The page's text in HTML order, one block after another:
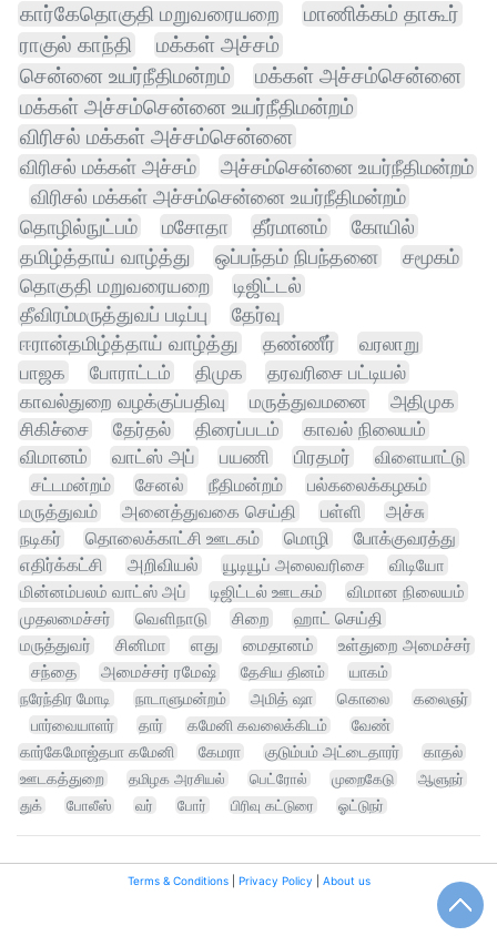
கார்கேதொகுதி மறுவரையறை
மாணிக்கம் தாகூர்
ராகுல் காந்தி
மக்கள் அச்சம்
சென்னை உயர்நீதிமன்றம்
மக்கள் அச்சம்சென்னை
மக்கள் அச்சம்சென்னை உயர்நீதிமன்றம்
விரிசல் மக்கள் அச்சம்சென்னை
விரிசல் மக்கள் அச்சம்
அச்சம்சென்னை உயர்நீதிமன்றம்
விரிசல் மக்கள் அச்சம்சென்னை உயர்நீதிமன்றம்
தொழில்நுட்பம்
மசோதா தீர்மானம் கோயில்
தமிழ்த்தாய் வாழ்த்து ஒப்பந்தம் நிபந்தனை
சமூகம்
தொகுதி மறுவரையறை
டிஜிட்டல்
தீவிரம்மருத்துவப் படிப்பு
தேர்வு
ஈரான்தமிழ்த்தாய் வாழ்த்து
தண்ணீர்
வரலாறு
பாஜக
போராட்டம் திமுக
தரவரிசை பட்டியல்
காவல்துறை வழக்குப்பதிவு
மருத்துவமனை
அதிமுக
சிகிச்சை
தேர்தல் திரைப்படம்
காவல் நிலையம்
விமானம்
வாட்ஸ் அப் பயணி பிரதமர்
விளையாட்டு
சட்டமன்றம்
சேனல் நீதிமன்றம்
பல்கலைக்கழகம்
மருத்துவம்
அனைத்துவகை செய்தி பள்ளி
அச்சு
நடிகர்
தொலைக்காட்சி ஊடகம் மொழி
போக்குவரத்து
எதிர்க்கட்சி
அறிவியல் யூடியூப் அலைவரிசை
விடியோ
மின்னம்பலம் வாட்ஸ் அப்
டிஜிட்டல் ஊடகம்
விமான நிலையம்
முதலமைச்சர்
வெளிநாடு சிறை ஹாட் செய்தி
மருத்துவர் சினிமா ளது மைதானம்
உள்துறை அமைச்சர்
சந்தை
அமைச்சர் ரமேஷ் தேசிய தினம்
யாகம்
நரேந்திர மோடி
நாடாளுமன்றம் அமித் ஷா கொலை
கலைஞர்
பார்வையாளர்
தார் கமேனி கவலைக்கிடம்
வேண்
கார்கேமோஜ்தபா கமேனி
கேமரா குடும்பம் அட்டைதாரர்
காதல்
ஊடகத்துறை
தமிழக அரசியல் பெட்ரோல் முறைகேடு
ஆளுநர்
துக்
போலீஸ் வர் போர் பிரிவு கட்டுரை ஓட்டுநர்
Terms & Conditions| Privacy Policy About us